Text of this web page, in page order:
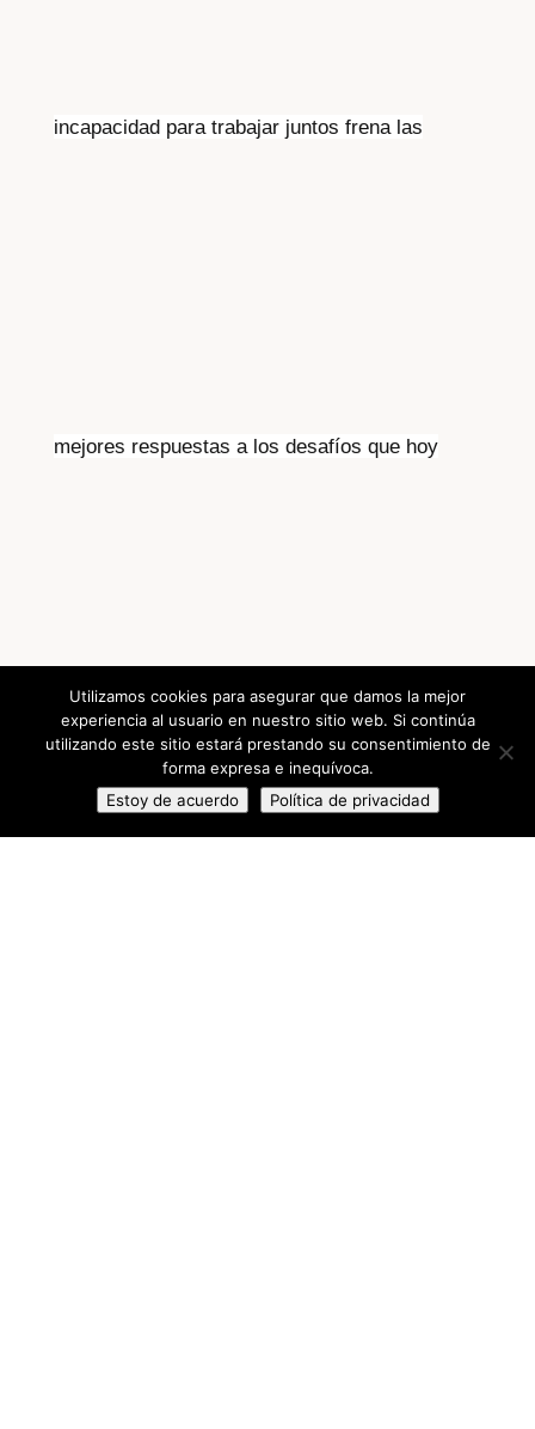
incapacidad para trabajar juntos frena las
mejores respuestas a los desafíos que hoy
vivimos, – globalización, cambio climático,
Utilizamos cookies para asegurar que damos la mejor
experiencia al usuario en nuestro sitio web. Si continúa
utilizando este sitio estará prestando su consentimiento de
forma expresa e inequívoca.
Estoy de acuerdo
Política de privacidad